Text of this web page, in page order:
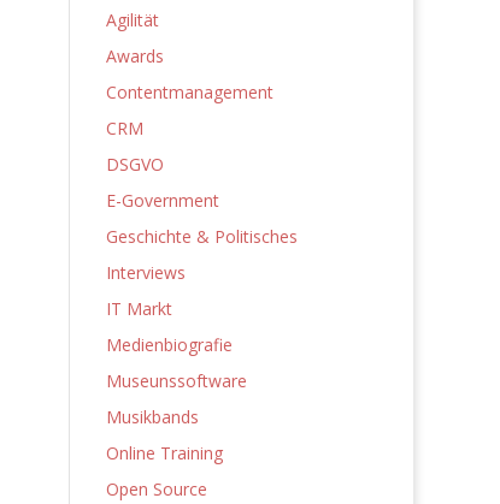
Agilität
Awards
Contentmanagement
CRM
DSGVO
E-Government
Geschichte & Politisches
Interviews
IT Markt
Medienbiografie
Museunssoftware
Musikbands
Online Training
Open Source